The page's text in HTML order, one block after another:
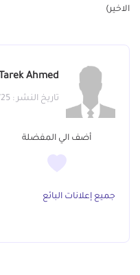
الاخير)
Tarek Ahmed
تاريخ النشر : 2024/09/25
أضف الي المفضلة
جميع إعلانات البائع